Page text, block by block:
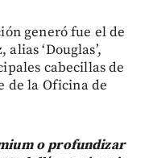
generó fue el de
‘Douglas’,
cabecillas de
de la Oficina de
o profundizar